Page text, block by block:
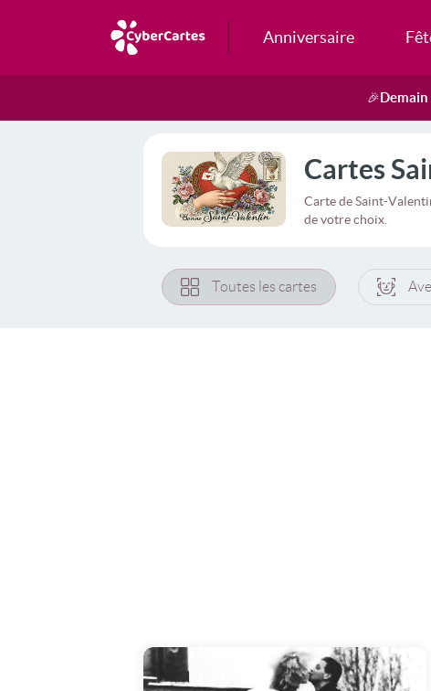
Anniversaire
🎉Demain
Cartes
Carte de Saint-
de votre choix.
Toutes les cartes